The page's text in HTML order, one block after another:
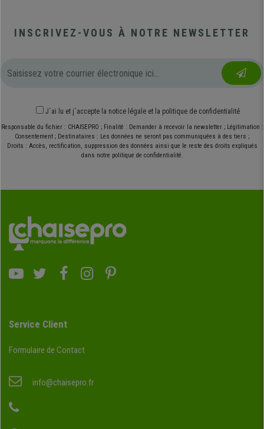
INSCRIVEZ-VOUS À NOTRE NEWSLETTER
J´ai lu et j´accepte la notice légale et la politique de confidentialité
Responsable du fichier : CHAISEPRO ; Finalité : Demander à recevoir la newsletter ; Légitimation :
Consentement ; Destinataires : Les données ne seront pas communiquées à des tiers ;
Droits : Accès, rectification, suppression des données ainsi que le reste des droits expliqués
dans notre politique de confidentialité.
Service Client
Formulaire de Contact
info@chaisepro.fr